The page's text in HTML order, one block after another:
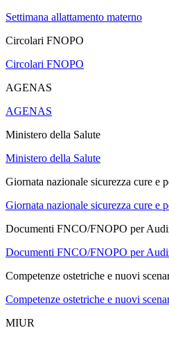
Settimana allattamento materno
Circolari FNOPO
Circolari FNOPO
AGENAS
AGENAS
Ministero della Salute
Ministero della Salute
Giornata nazionale sicurezza cure e
Giornata nazionale sicurezza cure e
Documenti FNCO/FNOPO per
Documenti FNCO/FNOPO per
Competenze ostetriche e nuovi
Competenze ostetriche e nuovi
MIUR